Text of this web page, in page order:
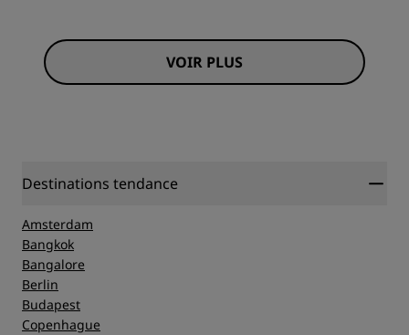
VOIR PLUS
Destinations tendance
Amsterdam
Bangkok
Bangalore
Berlin
Budapest
Copenhague